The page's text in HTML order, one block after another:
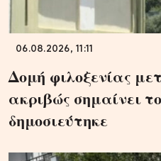
06.08.2026, 11:11
Δομή φιλοξενίας
ακριβώς σημαίνει
δημοσιεύτηκε